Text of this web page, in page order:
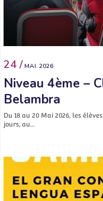
24 / MAI. 2026
Niveau 4ème –
Belambra
Du 18 au 20 Mai 2026, les
jours, au…